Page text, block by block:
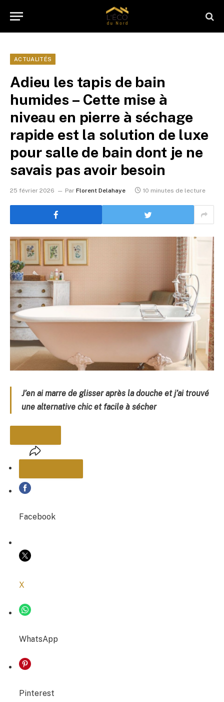
ACTUALITÉS
Adieu les tapis de bain
humides – Cette mise à
niveau en pierre à séchage
rapide est la solution de luxe
pour salle de bain dont je ne
savais pas avoir besoin
25 février 2026 Par Florent Delahaye 10 minutes de lecture
J’en ai marre de glisser après la douche et j’ai trouvé
une alternative chic et facile à sécher
PARTAGER
COPIER LE LIEN
Facebook
X
WhatsApp
Pinterest